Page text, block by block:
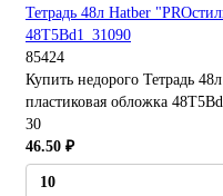
Тетрадь 48л Hatber
48Т5Bd1_31090
85424
Купить недорого Тетрадь
пластиковая обложка
30
46.50 ₽